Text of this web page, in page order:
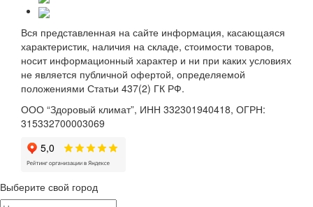
Вся представленная на сайте информация, касающаяся
характеристик, наличия на складе, стоимости товаров,
носит информационный характер и ни при каких условиях
не является публичной офертой, определяемой
положениями Статьи 437(2) ГК РФ.
ООО “Здоровый климат”, ИНН 332301940418, ОГРН:
315332700003069
Выберите свой город